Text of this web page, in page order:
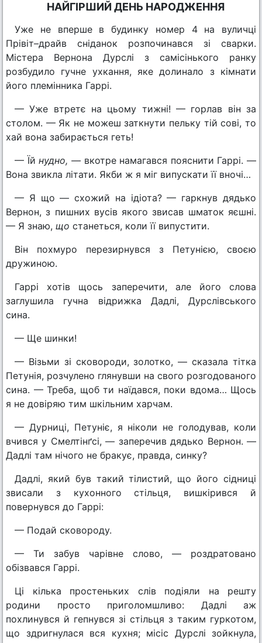
НАЙГІРШИЙ ДЕНЬ НАРОДЖЕННЯ
Уже не вперше в будинку номер 4 на вуличці
Прівіт–драйв сніданок розпочинався зі сварки.
Містера Вернона Дурслі з самісінького ранку
розбудило гучне ухкання, яке долинало з кімнати
його племінника Гаррі.
— Уже втретє на цьому тижні! — горлав він за
столом. — Як не можеш заткнути пельку тій сові, то
хай вона забирається геть!
— Їйнудно, —вкотре намагався пояснити Гаррі. —
Вона звикла літати. Якби ж я міг випускати її вночі…
— Я що — схожий на ідіота? — гаркнув дядько
Вернон, з пишних вусів якого звисав шматок яєшні.
— Я знаю, що станеться, коли її випустити.
Він похмуро перезирнувся з Петунією, своєю
дружиною.
Гаррі хотів щось заперечити, але його слова
заглушила гучна відрижка Дадлі, Дурслівського
сина.
— Ще шинки!
— Візьми зі сковороди, золотко, — сказала тітка
Петунія, розчулено глянувши на свого розгодованого
сина. — Треба, щоб ти наїдався, поки вдома… Щось
я не довіряю тим шкільним харчам.
— Дурниці, Петуніє, я ніколи не голодував, коли
вчився у Смелтінґсі, — заперечив дядько Вернон. —
Дадлі там нічого не бракує, правда, синку?
Дадлі, який був такий тілистий, що його сідниці
звисали з кухонного стільця, вишкірився й
повернувся до Гаррі:
— Подай сковороду.
— Ти забув чарівне слово, — роздратовано
обізвався Гаррі.
Ці кілька простеньких слів подіяли на решту
родини просто приголомшливо: Дадлі аж
похлинувся й гепнувся зі стільця з таким гуркотом,
що здригнулася вся кухня; місіс Дурслі зойкнула,